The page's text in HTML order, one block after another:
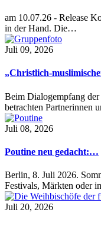
am 10.07.26 - Release
in der Hand. Die…
Juli 09, 2026
„Christlich-
Beim Dialogempfang
betrachten Partnerinnen
Juli 08, 2026
Poutine neu gedacht:…
Berlin, 8. Juli 2026.
Festivals, Märkten oder
Juli 20, 2026